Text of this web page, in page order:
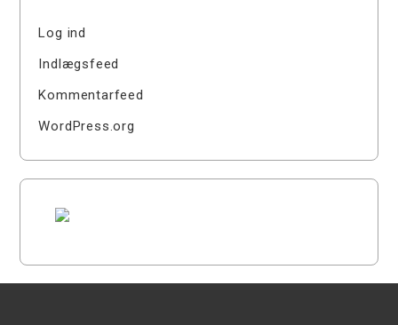
Log ind
Indlægsfeed
Kommentarfeed
WordPress.org